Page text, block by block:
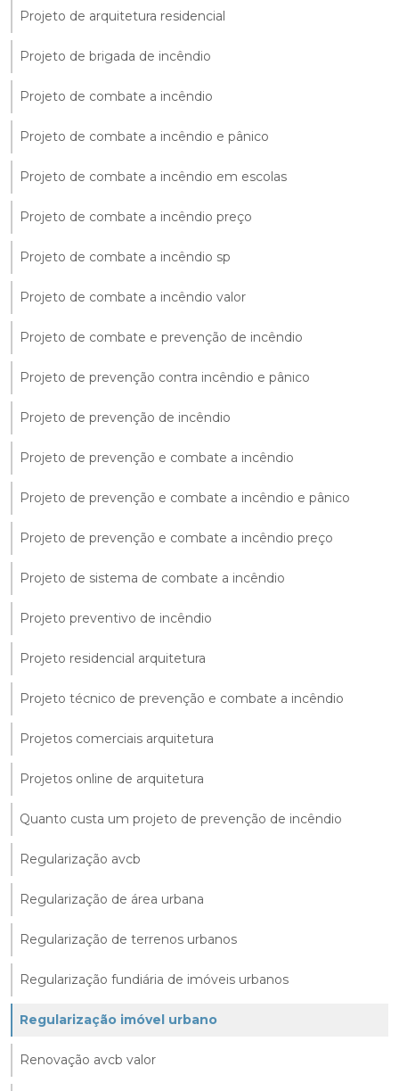
Projeto de arquitetura residencial
Projeto de brigada de incêndio
Projeto de combate a incêndio
Projeto de combate a incêndio e pânico
Projeto de combate a incêndio em escolas
Projeto de combate a incêndio preço
Projeto de combate a incêndio sp
Projeto de combate a incêndio valor
Projeto de combate e prevenção de incêndio
Projeto de prevenção contra incêndio e pânico
Projeto de prevenção de incêndio
Projeto de prevenção e combate a incêndio
Projeto de prevenção e combate a incêndio e pânico
Projeto de prevenção e combate a incêndio preço
Projeto de sistema de combate a incêndio
Projeto preventivo de incêndio
Projeto residencial arquitetura
Projeto técnico de prevenção e combate a incêndio
Projetos comerciais arquitetura
Projetos online de arquitetura
Quanto custa um projeto de prevenção de incêndio
Regularização avcb
Regularização de área urbana
Regularização de terrenos urbanos
Regularização fundiária de imóveis urbanos
Regularização imóvel urbano
Renovação avcb valor